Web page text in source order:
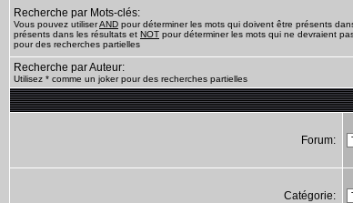
Recherche par Mots-clés:
Vous pouvez utiliserAND pour déterminer les mots qui doivent être présents
présents dans les résultats et NOT pour déterminer les mots qui ne devraient
pour des recherches partielles
Recherche par Auteur:
Utilisez * comme un joker pour des recherches partielles
Forum:
Catégorie: